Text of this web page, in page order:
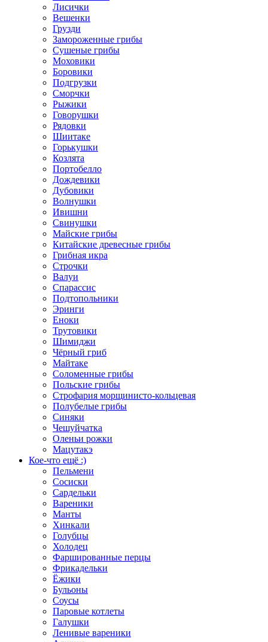
Лисички
Вешенки
Грузди
Замороженные грибы
Сушеные грибы
Моховики
Боровики
Подгрузки
Сморчки
Рыжики
Говорушки
Рядовки
Шиитаке
Горькушки
Козлята
Портобелло
Дождевики
Дубовики
Волнушки
Ивишни
Свинушки
Майские грибы
Китайские древесные грибы
Грибная икра
Строчки
Валуи
Спарассис
Подтопольники
Эринги
Еноки
Трутовики
Шимиджи
Чёрный гриб
Майтаке
Соломенные грибы
Польские грибы
Строфария морщинисто-кольцевая
Полубелые грибы
Синяки
Чешуйчатка
Оленьи рожки
Мацутакэ
Кое-что ещё :)
Пельмени
Сосиски
Сардельки
Вареники
Манты
Хинкали
Голубцы
Холодец
Фаршированные перцы
Фрикадельки
Ёжики
Бульоны
Соусы
Паровые котлеты
Галушки
Ленивые вареники